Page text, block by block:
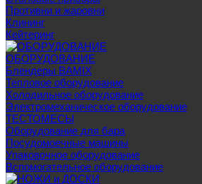
Противни и жаровни
Клининг
Кейтеринг
ОБОРУДОВАНИЕ
Блендеры BAMIX
Тепловое оборудование
Холодильное оборудование
Электромеханическое оборудование
ТЕСТОМЕСЫ
Оборудование для бара
Посудомоечные машины
Упаковочное оборудование
Вспомогательное оборудование